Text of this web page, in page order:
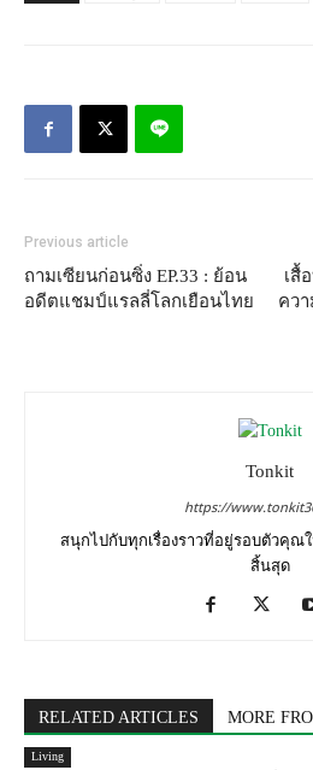
Previous article
ถามเซียนก่อนซิ่ง EP.33 : ย้อน
อดีตแชมป์แรลลี่โลกเยือนไทย
เสื้
คว
Tonkit
https://
สนุกไปกับทุกเรื่องราวที่อยู่รอบตัวคุ
สิ้นสุด
RELATED ARTICLES MORE
Living